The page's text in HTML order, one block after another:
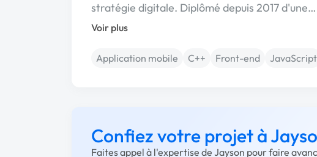
stratégie digitale. Diplômé depuis 2017 d'une…
Voir plus
Application mobile C++ Front-end JavaScript
Confiez votre projet à
Faites appel à l'expertise de Jayson pour faire